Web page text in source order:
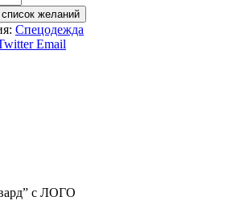
желаний
Спецодежда
Email
c ЛОГО